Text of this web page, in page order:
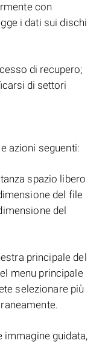
con
i dati sui dischi
di recupero;
di settori
azioni seguenti:
spazio libero
del file
del
principale del
menu principale
selezionare più
immagine guidata,